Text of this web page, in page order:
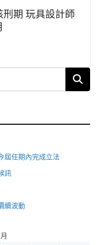
期 玩具設計師
屆任期內完成立法
訊
續波動